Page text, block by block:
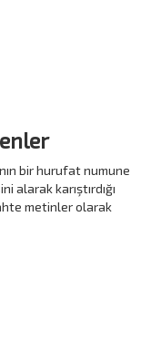
bir hurufat numune
alarak karıştırdığı
metinler olarak